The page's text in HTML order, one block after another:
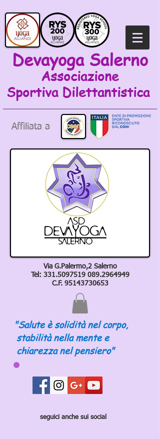
Devayoga Salerno
Associazione
Sportiva Dilettantistica
Affiliata a
Via G.Palermo,2 Salerno
Tel: 331.5097519 089.2964949
C.F. 95143730653
"Salute è solidità nel corpo,
stabilità nella mente e
chiarezza nel pensiero"
seguici anche sui social